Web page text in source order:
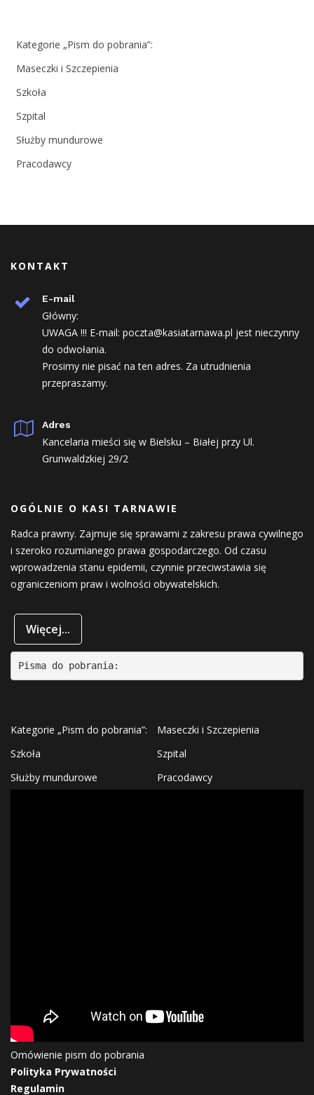
Kategorie „Pism do pobrania”:
Maseczki i Szczepienia
Szkoła
Szpital
Służby mundurowe
Pracodawcy
KONTAKT
E-mail
Główny:
UWAGA !!! E-mail: poczta@kasiatarnawa.pl jest nieczynny
do odwołania.
Prosimy nie pisać na ten adres. Za utrudnienia
przepraszamy.
Adres
Kancelaria mieści się w Bielsku – Białej przy Ul.
Grunwaldzkiej 29/2
OGÓLNIE O KASI TARNAWIE
Radca prawny. Zajmuje się sprawami z zakresu prawa cywilnego
i szeroko rozumianego prawa gospodarczego. Od czasu
wprowadzenia stanu epidemii, czynnie przeciwstawia się
ograniczeniom praw i wolności obywatelskich.
Więcej...
Pisma do pobrania:
Kategorie „Pism do pobrania”:
Maseczki i Szczepienia
Szkoła
Szpital
Służby mundurowe
Pracodawcy
Omówienie pism do pobrania
Polityka Prywatności
Regulamin